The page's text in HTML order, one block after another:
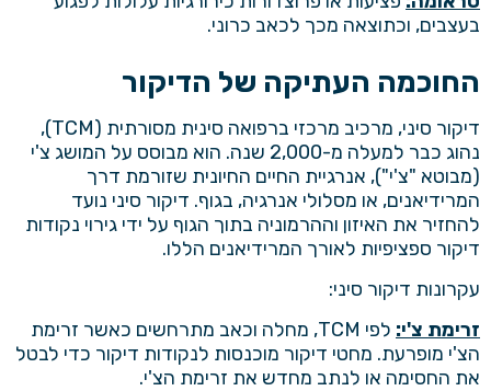
בעצבים, וכתוצאה מכך לכאב כרוני.
החוכמה העתיקה של הדיקור
דיקור סיני, מרכיב מרכזי ברפואה סינית מסורתית (TCM),
נהוג כבר למעלה מ-2,000 שנה. הוא מבוסס על המושג צ'י
(מבוטא "צ'י"), אנרגיית החיים החיונית שזורמת דרך
המרידיאנים, או מסלולי אנרגיה, בגוף. דיקור סיני נועד
להחזיר את האיזון וההרמוניה בתוך הגוף על ידי גירוי נקודות
דיקור ספציפיות לאורך המרידיאנים הללו.
עקרונות דיקור סיני:
זרימת צ'י:
לפי TCM, מחלה וכאב מתרחשים כאשר זרימת
הצ'י מופרעת. מחטי דיקור מוכנסות לנקודות דיקור כדי לבטל
את החסימה או לנתב מחדש את זרימת הצ'י.